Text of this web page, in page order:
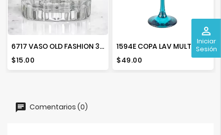
perm_identity
Iniciar
Sesión
6717 VASO OLD FASHION 313 ML. KRISTALINO
Precio
$15.00
1594E COPA LAV MULTIUSOS FAME
Precio
$49.00
Comentarios (0)